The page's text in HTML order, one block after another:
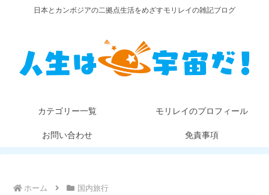
日本とカンボジアの二拠点生活をめざすモリレイの雑記ブログ
カテゴリー一覧 モリレイのプロフィール
お問い合わせ 免責事項
ホーム 国内旅行